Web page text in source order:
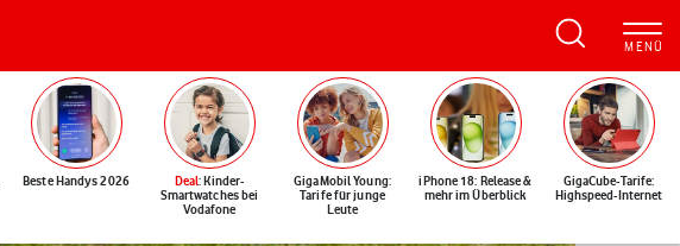
Beste Handys 2026 Deal: Kinder-
Smartwatches bei
Vodafone
GigaMobil Young:
Tarife für junge
Leute
iPhone 18: Release &
mehr im Überblick
GigaCube-Tarife:
Highspeed-Internet